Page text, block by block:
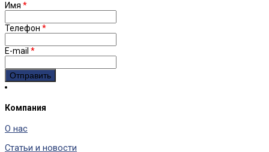
Имя *
Телефон *
E-mail *
Компания
О нас
Статьи и новости